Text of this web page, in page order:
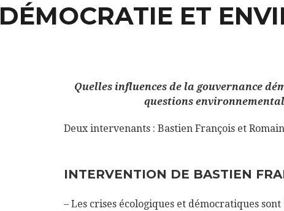
DÉMOCRATIE ET
Quelles influences de la gouvernance
questions
Deux intervenants : Bastien François et
INTERVENTION DE BASTIEN
– Les crises écologiques et démocratiques